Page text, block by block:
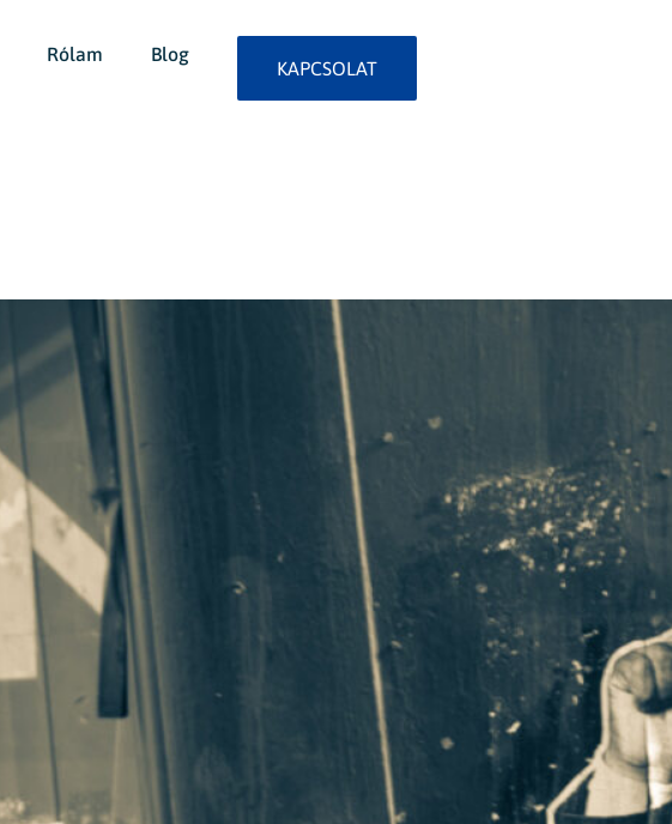
Rólam Blog
KAPCSOLAT